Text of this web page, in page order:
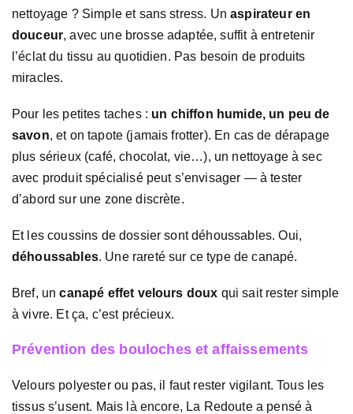
nettoyage ? Simple et sans stress. Unaspirateur en
douceur, avec une brosse adaptée, suffit à entretenir
l’éclat du tissu au quotidien. Pas besoin de produits
miracles.
Pour les petites taches : un chiffon humide, un peu de
savon, et on tapote (jamais frotter). En cas de dérapage
plus sérieux (café, chocolat, vie…), un nettoyage à sec
avec produit spécialisé peut s’envisager — à tester
d’abord sur une zone discrète.
Et les coussins de dossier sont déhoussables. Oui,
déhoussables. Une rareté sur ce type de canapé.
Bref, uncanapé effet velours doux qui sait rester simple
à vivre. Et ça, c’est précieux.
Prévention des bouloches et affaissements
Velours polyester ou pas, il faut rester vigilant. Tous les
tissus s’usent. Mais là encore, La Redoute a pensé à